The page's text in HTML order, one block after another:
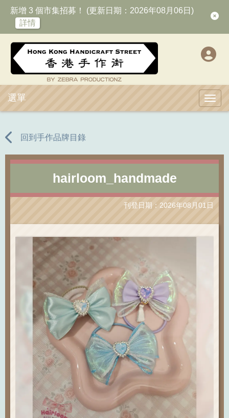
新增 3 個市集招募！ (更新日期：2026年08月06日)
詳情
選單
回到手作品牌目錄
hairloom_handmade
刊登日期：2026年08月01日